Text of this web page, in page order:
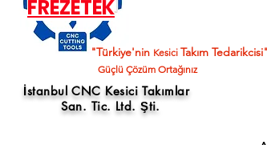
FREZETEK
"Türkiye'nin Kesici Takım Tedarikcisi"
Güçlü Çözüm Ortağınız
İstanbul CNC Kesici Takımlar
San. Tic. Ltd. Şti.